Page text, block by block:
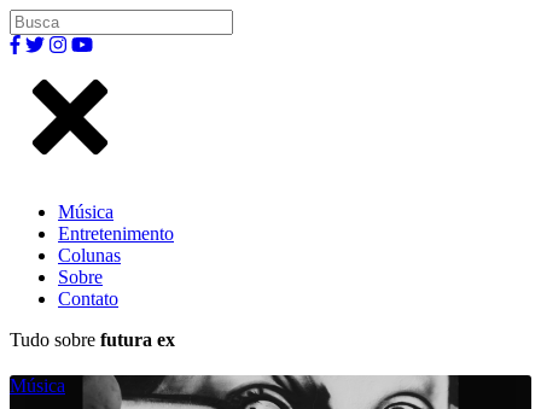
Música
Entretenimento
Colunas
Sobre
Contato
Tudo sobre futura ex
Música